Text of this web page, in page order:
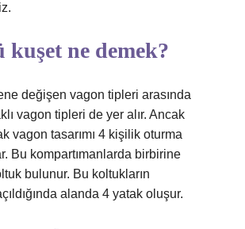
ne demek?
değişen vagon tipleri arasında
vagon tipleri de yer alır. Ancak
vagon tasarımı 4 kişilik oturma
Bu kompartımanlarda birbirine
bulunur. Bu koltukların
alanda 4 yatak oluşur.